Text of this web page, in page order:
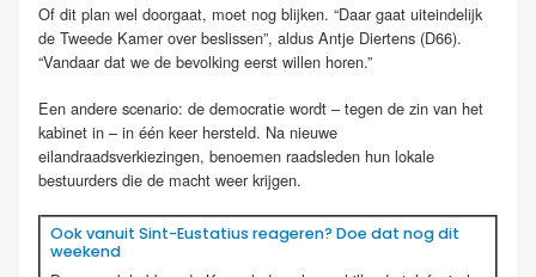
Of dit plan wel doorgaat, moet nog blijken. “Daar gaat uiteindelijk
de Tweede Kamer over beslissen”, aldus Antje Diertens (D66).
“Vandaar dat we de bevolking eerst willen horen.”
Een andere scenario: de democratie wordt – tegen de zin van het
kabinet in – in één keer hersteld. Na nieuwe
eilandraadsverkiezingen, benoemen raadsleden hun lokale
bestuurders die de macht weer krijgen.
Ook vanuit Sint-Eustatius reageren? Doe dat nog dit
weekend